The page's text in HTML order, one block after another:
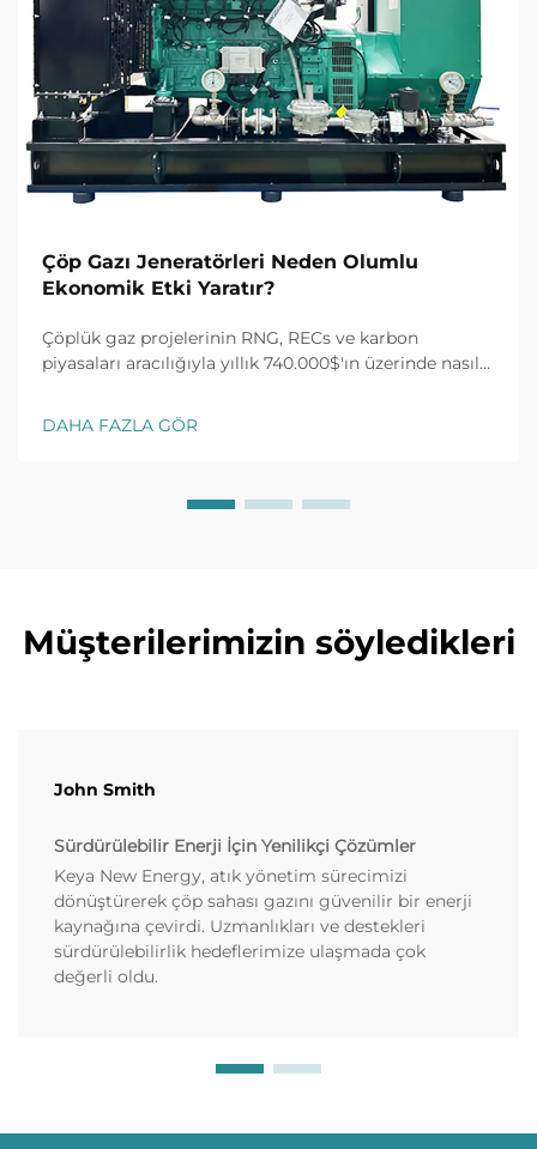
Çöp Gazı Jeneratörleri Neden Olumlu
Ekonomik Etki Yaratır?
Çöplük gaz projelerinin RNG, RECs ve karbon
piyasaları aracılığıyla yıllık 740.000$'ın üzerinde nasıl
yıllık alım anlaşmalarını açın. ROI'yi en üst düzeye
çıkarın—daha fazla bilgi edinin.
DAHA FAZLA GÖR
Müşterilerimizin söyledikleri
John Smith
Sürdürülebilir Enerji İçin Yenilikçi Çözümler
Keya New Energy, atık yönetim sürecimizi
dönüştürerek çöp sahası gazını güvenilir bir enerji
kaynağına çevirdi. Uzmanlıkları ve destekleri
sürdürülebilirlik hedeflerimize ulaşmada çok
değerli oldu.